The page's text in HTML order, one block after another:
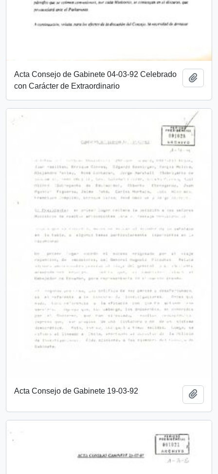
Acta Consejo de Gabinete 04-03-92 Celebrado
con Carácter de Extraordinario
Acta Consejo de Gabinete 19-03-92